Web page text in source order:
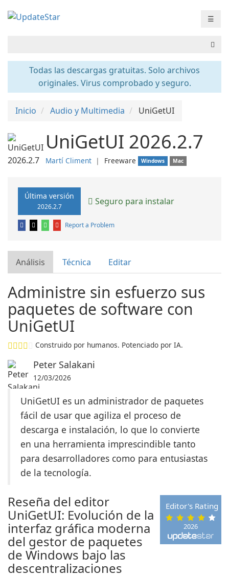
☰
Todas las descargas gratuitas. Solo archivos
originales. Virus comprobado y seguro.
Inicio Audio y Multimedia UniGetUI
UniGetUI 2026.2.7
Martí Climent ❘ Freeware Windows Mac
Última versión
2026.2.7 Seguro para instalar
Report a Problem
Análisis Técnica Editar
Administre sin esfuerzo sus
paquetes de software con
UniGetUI
Construido por humanos. Potenciado por IA.
Peter Salakani
12/03/2026
UniGetUI es un administrador de paquetes
fácil de usar que agiliza el proceso de
descarga e instalación, lo que lo convierte
en una herramienta imprescindible tanto
para desarrolladores como para entusiastas
de la tecnología.
2026
Editor's Rating
Reseña del editor
UniGetUI: Evolución de la
interfaz gráfica moderna
del gestor de paquetes
de Windows bajo las
descentralizaciones